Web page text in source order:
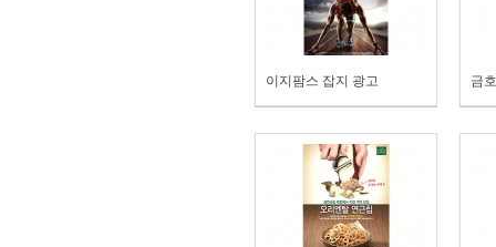
이지팜스 잡지 광고 금